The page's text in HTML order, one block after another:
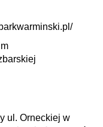
ul. Orneckiej w